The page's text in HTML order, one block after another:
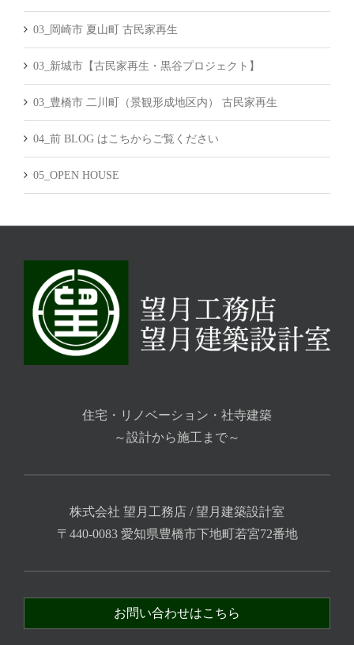
03_岡崎市 夏山町 古民家再生
03_新城市【古民家再生・黒谷プロジェクト】
03_豊橋市 二川町（景観形成地区内） 古民家再生
04_前 BLOG はこちからご覧ください
05_OPEN HOUSE
住宅・リノベーション・社寺建築
～設計から施工まで～
株式会社 望月工務店 / 望月建築設計室
〒440-0083 愛知県豊橋市下地町若宮72番地
お問い合わせはこちら